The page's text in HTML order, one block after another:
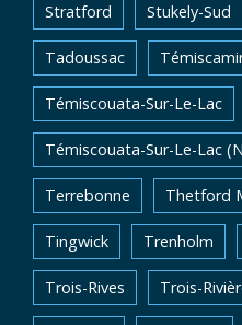
Stratford Stukely-Sud
Tadoussac
Témiscouata-Sur-Le-Lac
Témiscouata-Sur-Le-Lac
Terrebonne Thetford
Tingwick Trenholm
Trois-Rives Trois-